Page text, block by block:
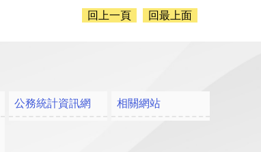
回上一頁 回最上面
公務統計資訊網 相關網站